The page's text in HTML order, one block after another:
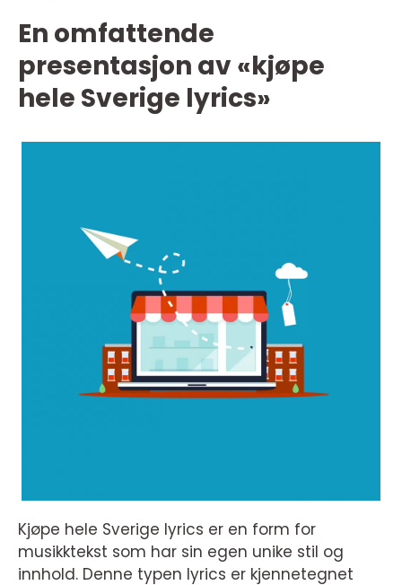
En omfattende
presentasjon av «kjøpe
hele Sverige lyrics»
Kjøpe hele Sverige lyrics er en form for
musikktekst som har sin egen unike stil og
innhold. Denne typen lyrics er kjennetegnet